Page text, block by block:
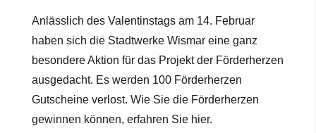
Anlässlich des Valentinstags am 14. Februar
haben sich die Stadtwerke Wismar eine ganz
besondere Aktion für das Projekt der Förderherzen
ausgedacht. Es werden 100 Förderherzen
Gutscheine verlost. Wie Sie die Förderherzen
gewinnen können, erfahren Sie hier.